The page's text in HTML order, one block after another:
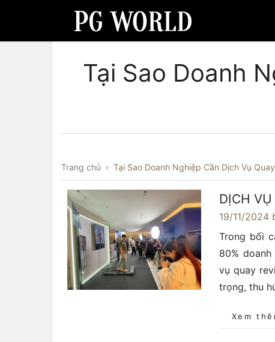
Tại Sao Doanh
Trang chủ › Tại Sao Doanh Nghiệp Cần Dịch Vụ
DỊCH VỤ
19/11/2024
Trong bối
80%
vụ quay
trọng, thu
Xem